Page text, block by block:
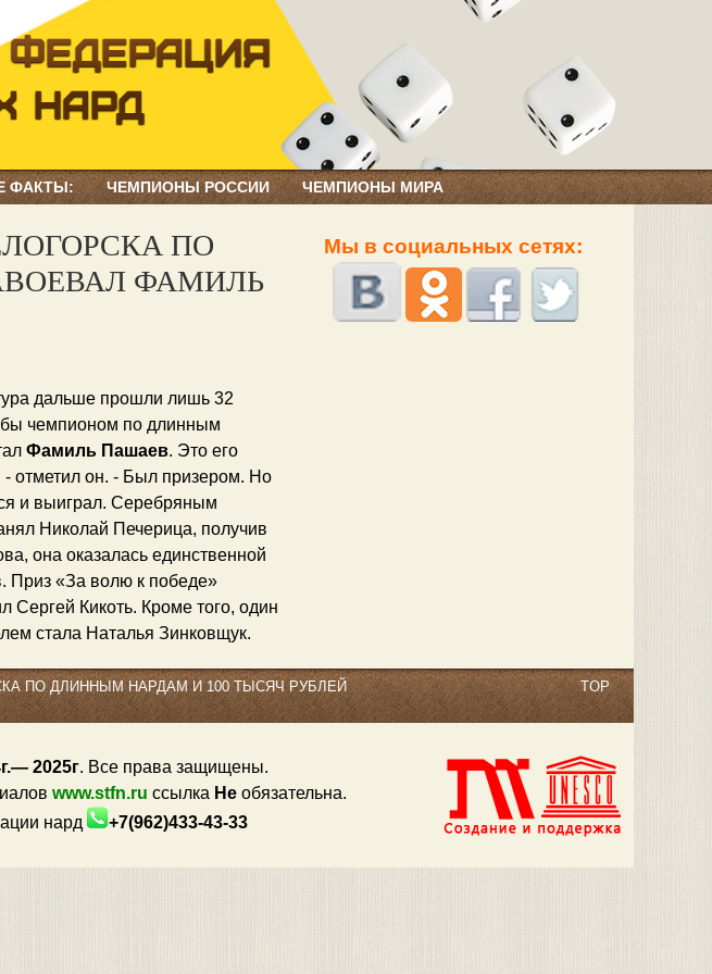
ФАКТЫ: ЧЕМПИОНЫ РОССИИ ЧЕМПИОНЫ МИРА
ПО
ФАМИЛЬ
дальше прошли лишь 32
чемпионом по длинным
Фамиль Пашаев. Это его
- отметил он. - Был призером. Но
и выиграл. Серебряным
Николай Печерица, получив
она оказалась единственной
Приз «За волю к победе»
Сергей Кикоть. Кроме того, один
стала Наталья Зинковщук.
Мы в социальных сетях:
ПО ДЛИННЫМ НАРДАМ И 100 ТЫСЯЧ РУБЛЕЙ
TOP
2025г. Все права защищены.
www.stfn.ru ссылка Не обязательна.
нард
+7(962)433-43-33